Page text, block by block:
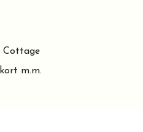
Cottage
m.m.